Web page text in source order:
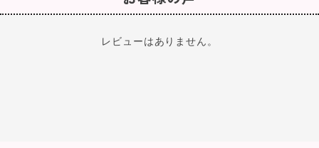
レビューはありません。